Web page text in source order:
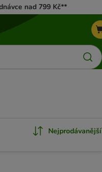
nad 799 Kč**
Nejprodávanější